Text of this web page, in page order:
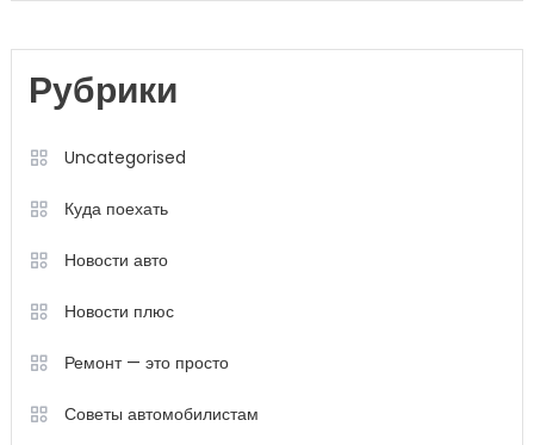
Рубрики
Uncategorised
Куда поехать
Новости авто
Новости плюс
Ремонт — это просто
Советы автомобилистам